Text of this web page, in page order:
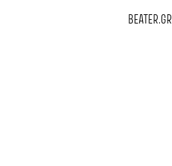
BEATER.GR